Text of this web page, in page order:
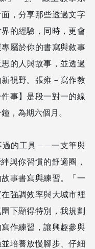
，分享那些透過文字
的經驗，同時，更會
屬於你的書寫與敘事
的⼈與故事，並透過
視野。 張雍－寫作教
事】 是段⼀對⼀的線
，為期六個⽉。
過的⼯具——⼀⽀筆與
與你習慣的舒適圈，
事書寫與練習。「⼀
強調效率與⼤城市裡
下顯得特別，我規劃
作練習，讓興趣參與
培養放慢腳步、仔細